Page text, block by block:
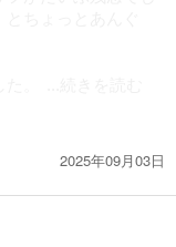
2025年09月03日